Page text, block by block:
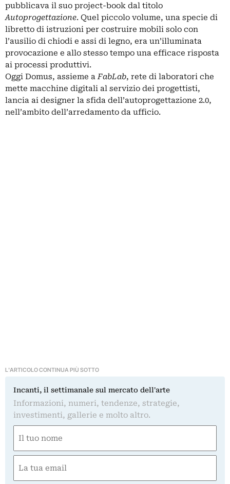
pubblicava il suo project-book dal titolo
Autoprogettazione. Quel piccolo volume, una specie di
libretto di istruzioni per costruire mobili solo con
l’ausilio di chiodi e assi di legno, era un’illuminata
provocazione e allo stesso tempo una efficace risposta
ai processi produttivi.
Oggi Domus, assieme a FabLab, rete di laboratori che
mette macchine digitali al servizio dei progettisti,
lancia ai designer la sfida dell’autoprogettazione 2.0,
nell’ambito dell’arredamento da ufficio.
L'ARTICOLO CONTINUA PIÙ SOTTO
Incanti, il settimanale sul mercato dell'arte
Informazioni, numeri, tendenze, strategie,
investimenti, gallerie e molto altro.
(Required)
First
(Required)